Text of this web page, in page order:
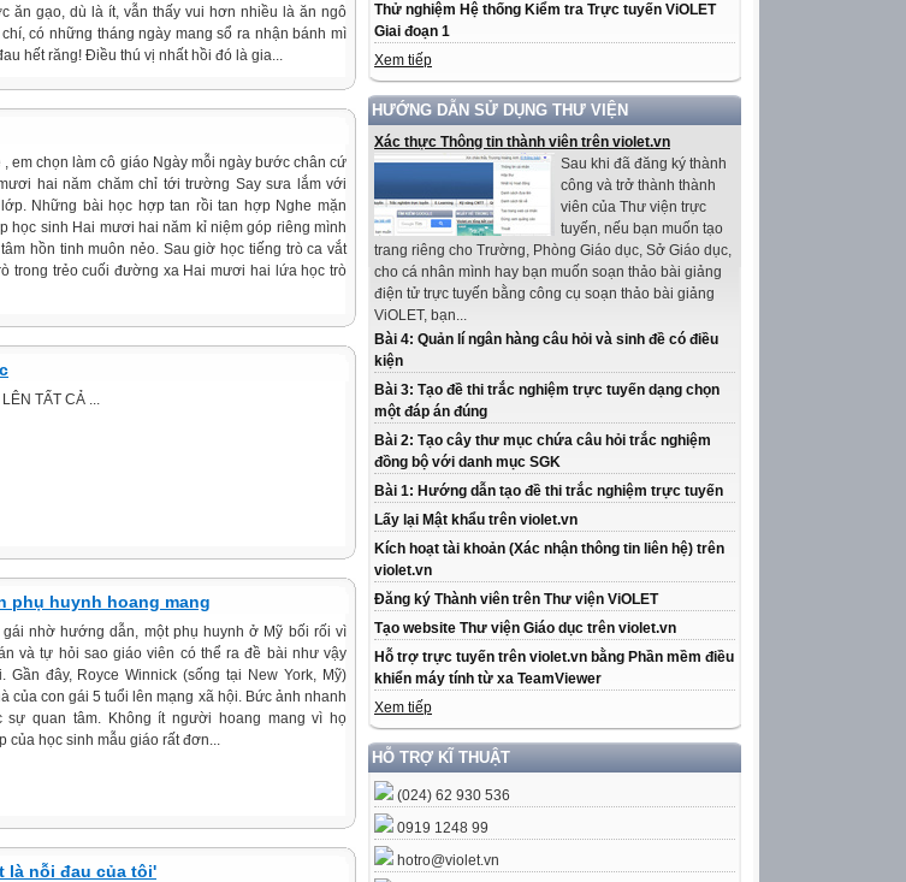
Thử nghiệm Hệ thống Kiểm tra Trực tuyến ViOLET
Giai đoạn 1
Xem tiếp
HƯỚNG DẪN SỬ DỤNG THƯ VIỆN
Xác thực Thông tin thành viên trên violet.vn
Sau khi đã đăng ký thành
công và trở thành thành
viên của Thư viện trực
tuyến, nếu bạn muốn tạo
trang riêng cho Trường, Phòng Giáo dục, Sở Giáo dục,
cho cá nhân mình hay bạn muốn soạn thảo bài giảng
điện tử trực tuyến bằng công cụ soạn thảo bài giảng
ViOLET, bạn...
Bài 4: Quản lí ngân hàng câu hỏi và sinh đề có điều
kiện
Bài 3: Tạo đề thi trắc nghiệm trực tuyến dạng chọn
một đáp án đúng
Bài 2: Tạo cây thư mục chứa câu hỏi trắc nghiệm
đồng bộ với danh mục SGK
Bài 1: Hướng dẫn tạo đề thi trắc nghiệm trực tuyến
Lấy lại Mật khẩu trên violet.vn
Kích hoạt tài khoản (Xác nhận thông tin liên hệ) trên
violet.vn
Đăng ký Thành viên trên Thư viện ViOLET
Tạo website Thư viện Giáo dục trên violet.vn
Hỗ trợ trực tuyến trên violet.vn bằng Phần mềm điều
khiển máy tính từ xa TeamViewer
Xem tiếp
HỖ TRỢ KĨ THUẬT
(024) 62 930 536
0919 1248 99
hotro@violet.vn
ăn gạo, dù là ít, vẫn thấy vui hơn nhiều là ăn ngô
có những tháng ngày mang sổ ra nhận bánh mì
hết răng! Điều thú vị nhất hồi đó là gia...
, em chọn làm cô giáo Ngày mỗi ngày bước chân cứ
hai năm chăm chỉ tới trường Say sưa lắm với
Những bài học hợp tan rồi tan hợp Nghe mặn
học sinh Hai mươi hai năm kỉ niệm góp riêng mình
hồn tinh muôn nẻo. Sau giờ học tiếng trò ca vắt
trong trẻo cuối đường xa Hai mươi hai lứa học trò
TẤT CẢ ...
phụ huynh hoang mang
nhờ hướng dẫn, một phụ huynh ở Mỹ bối rối vì
và tự hỏi sao giáo viên có thể ra đề bài như vậy
Gần đây, Royce Winnick (sống tại New York, Mỹ)
của con gái 5 tuổi lên mạng xã hội. Bức ảnh nhanh
sự quan tâm. Không ít người hoang mang vì họ
của học sinh mẫu giáo rất đơn...
là nỗi đau của tôi'